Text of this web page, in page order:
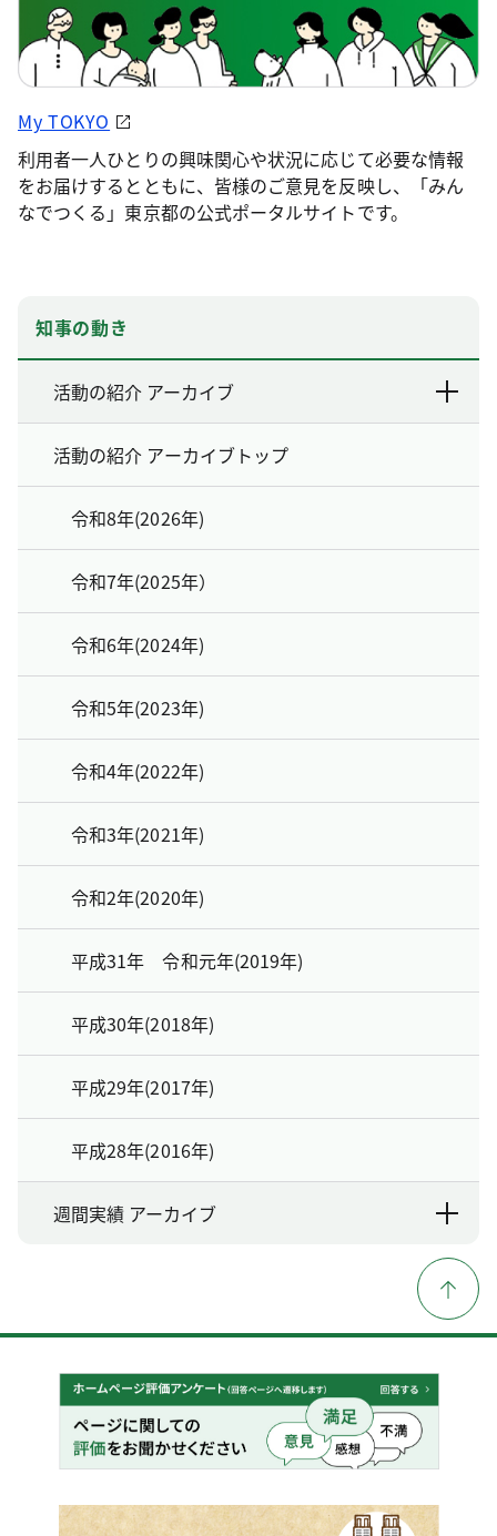
My TOKYO
利用者一人ひとりの興味関心や状況に応じて必要な情報
をお届けするとともに、皆様のご意見を反映し、「みん
なでつくる」東京都の公式ポータルサイトです。
知事の動き
活動の紹介 アーカイブ
活動の紹介 アーカイブトップ
令和8年(2026年)
令和7年(2025年）
令和6年(2024年)
令和5年(2023年)
令和4年(2022年)
令和3年(2021年)
令和2年(2020年)
平成31年 令和元年(2019年)
平成30年(2018年)
平成29年(2017年)
平成28年(2016年)
週間実績 アーカイブ